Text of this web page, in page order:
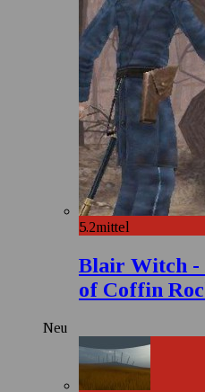
5.2mittel
Blair Witch -
of Coffin
Neu